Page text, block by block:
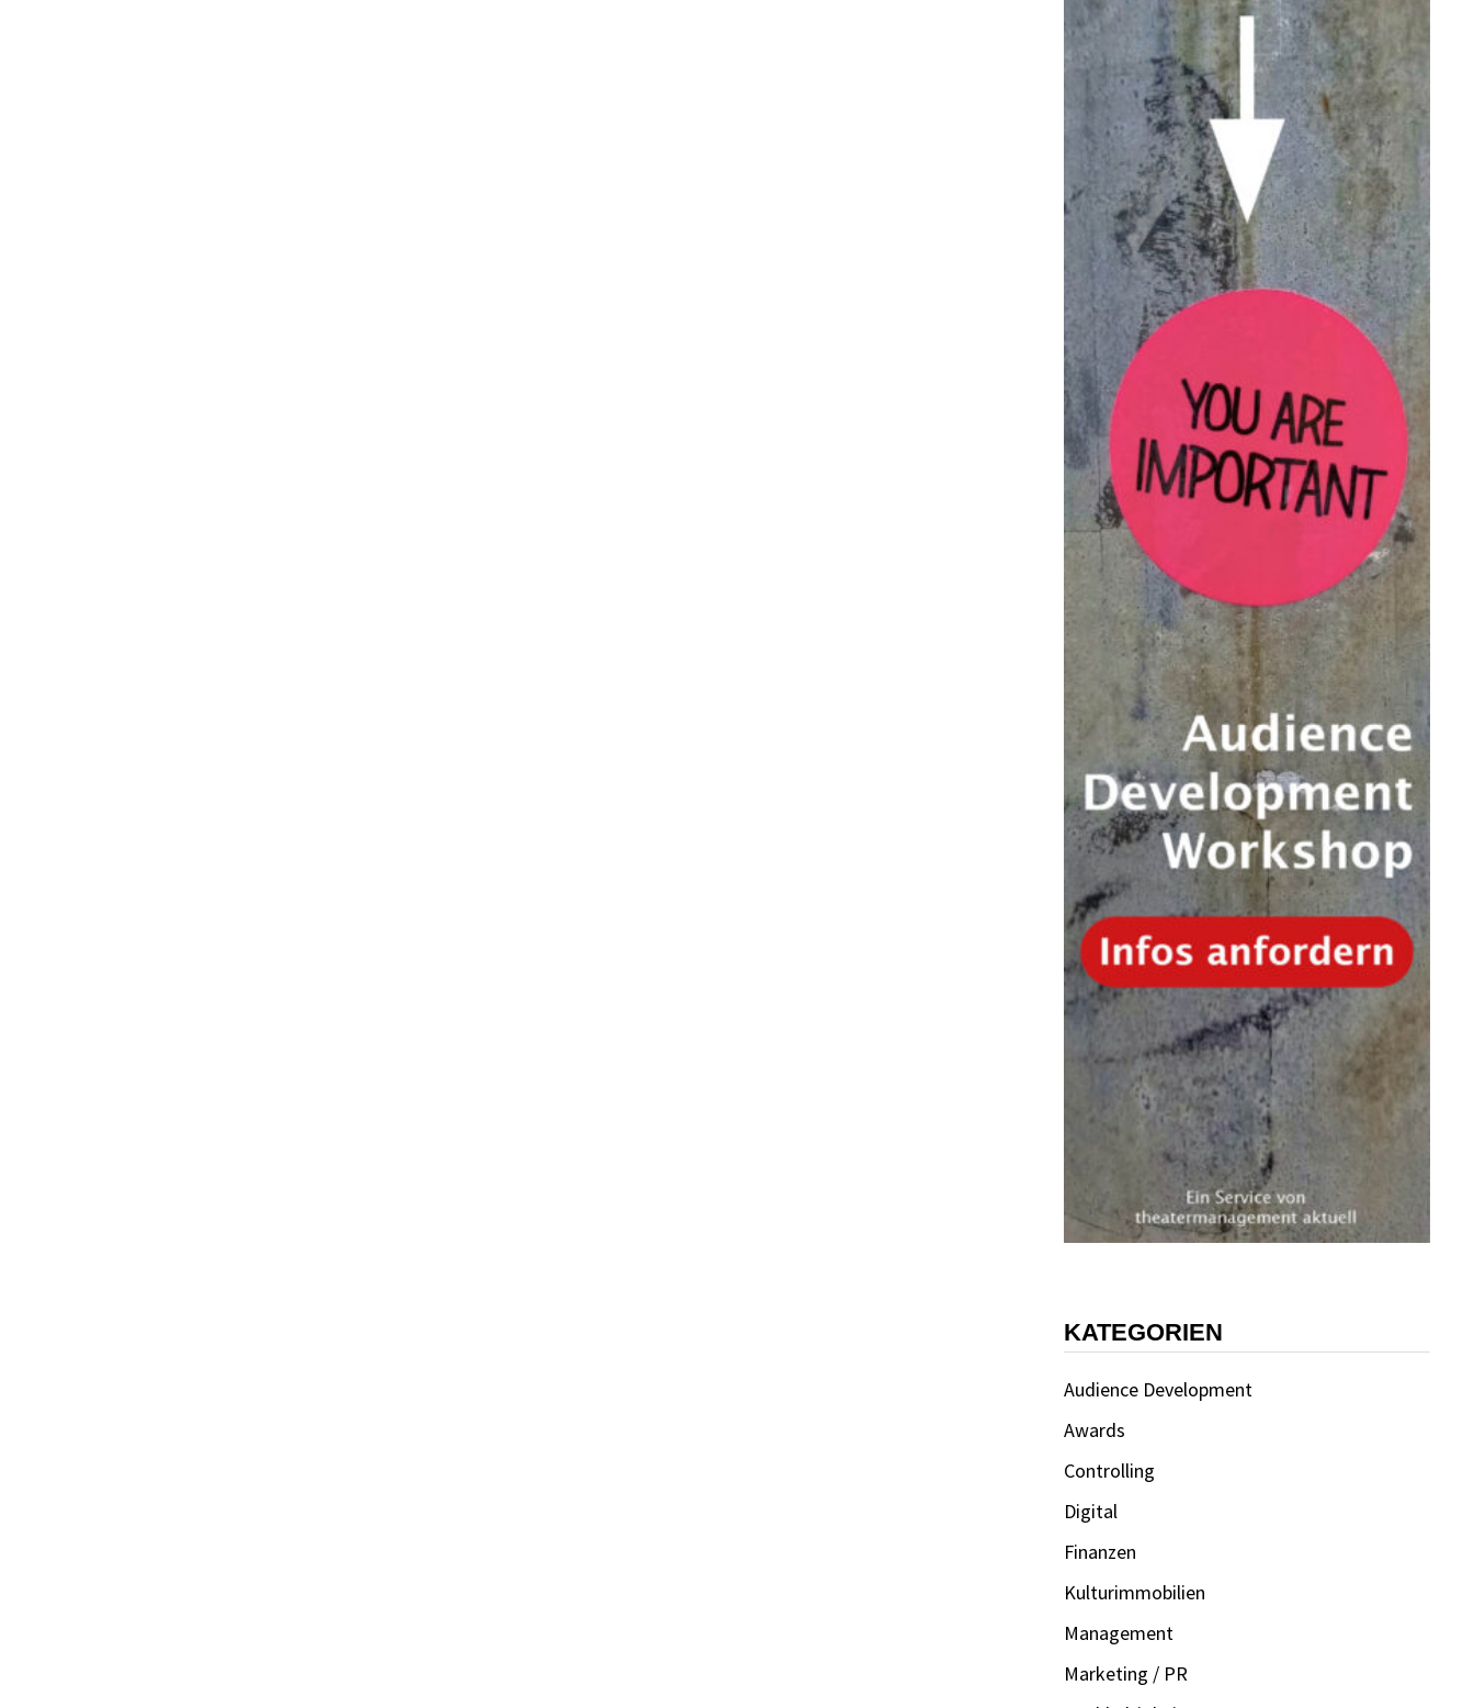
KATEGORIEN
Audience Development
Awards
Controlling
Digital
Finanzen
Kulturimmobilien
Management
Marketing / PR